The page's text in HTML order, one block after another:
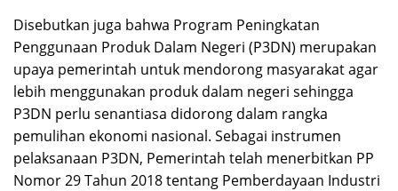
Disebutkan juga bahwa Program Peningkatan
Penggunaan Produk Dalam Negeri (P3DN) merupakan
upaya pemerintah untuk mendorong masyarakat agar
lebih menggunakan produk dalam negeri sehingga
P3DN perlu senantiasa didorong dalam rangka
pemulihan ekonomi nasional. Sebagai instrumen
pelaksanaan P3DN, Pemerintah telah menerbitkan PP
Nomor 29 Tahun 2018 tentang Pemberdayaan Industri